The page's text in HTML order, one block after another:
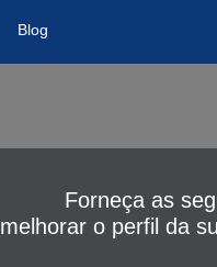
Blog
Forneça as
melhorar o perfil da